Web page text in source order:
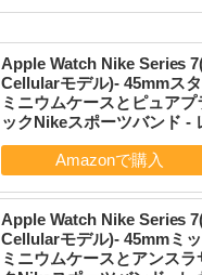
Apple Watch Nike Series
Cellularモデル)- 45mmス
ミニウムケースとピュアプ
ックNikeスポーツバンド -
Apple Watch Nike Series
Cellularモデル)- 45mmミ
ミニウムケースとアンスラ